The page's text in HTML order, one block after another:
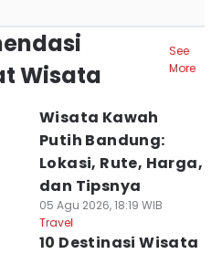
Wisata
See
More
Wisata Kawah
Putih Bandung:
Lokasi, Rute, Harga,
dan Tipsnya
05 Agu 2026, 18:19 WIB
Travel
10 Destinasi Wisata